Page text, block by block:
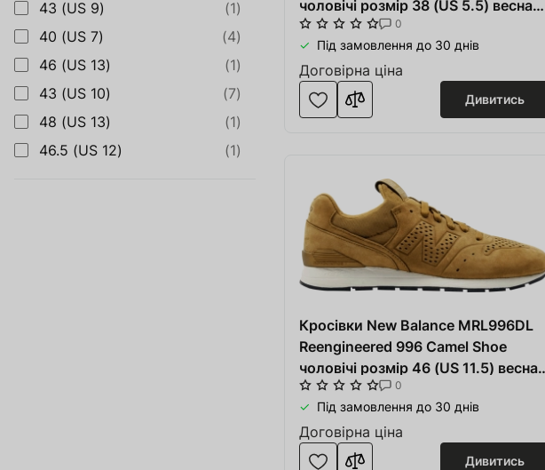
43 (US 9)
(1)
40 (US 7)
(4)
46 (US 13)
(1)
43 (US 10)
(7)
48 (US 13)
(1)
46.5 (US 12)
(1)
чоловічі розмір 38 (US 5.5) весна-
літо бежеві/білі шкіра/тканина
0
Під замовлення до 30 днів
Договірна ціна
Дивитись
Кросівки New Balance MRL996DL
Reengineered 996 Camel Shoe
чоловічі розмір 46 (US 11.5) весна-
літо бежеві/білі шкіра/тканина
0
Під замовлення до 30 днів
Договірна ціна
Дивитись